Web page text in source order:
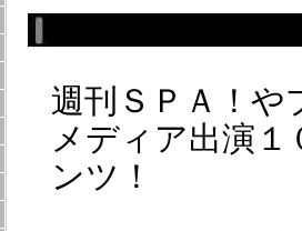
週刊ＳＰＡ！や
メディア出演
ンツ！